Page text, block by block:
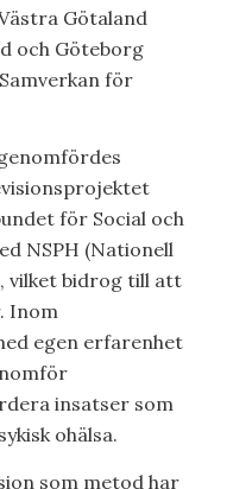
Götaland
och Göteborg
för
för Social och
NSPH (Nationell
vilket bidrog till att
Inom
egen erfarenhet
insatser som
ohälsa.
som metod har